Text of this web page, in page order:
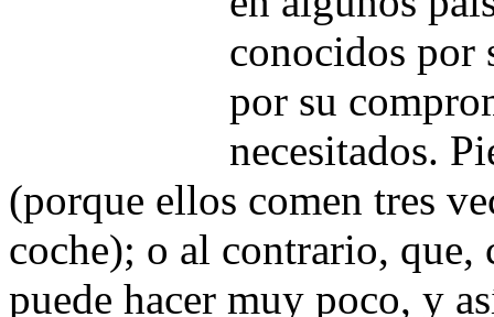
conocidos por
por su
necesitados.
(porque ellos comen tres
coche); o al contrario, que,
puede hacer muy poco, y